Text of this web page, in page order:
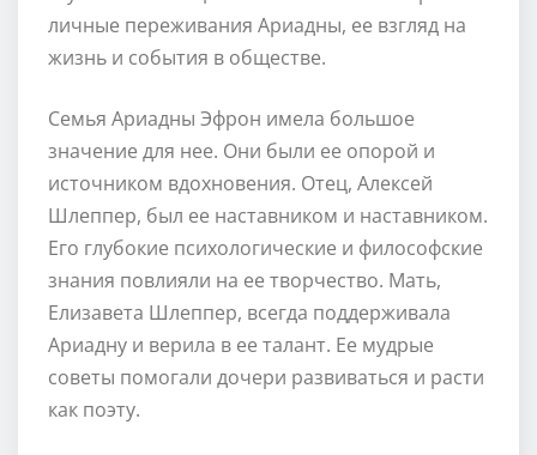
личные переживания Ариадны, ее взгляд на
жизнь и события в обществе.
Семья Ариадны Эфрон имела большое
значение для нее. Они были ее опорой и
источником вдохновения. Отец, Алексей
Шлеппер, был ее наставником и наставником.
Его глубокие психологические и философские
знания повлияли на ее творчество. Мать,
Елизавета Шлеппер, всегда поддерживала
Ариадну и верила в ее талант. Ее мудрые
советы помогали дочери развиваться и расти
как поэту.